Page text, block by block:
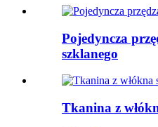
Pojedyncza
szklanego
Tkanina z